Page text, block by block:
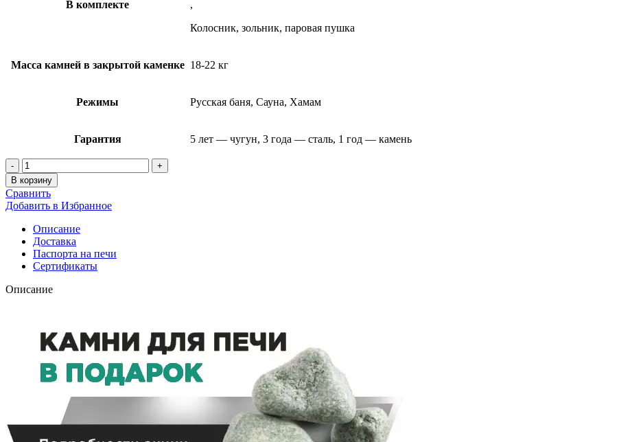
В комплекте
,
Колосник, зольник, паровая пушка
Масса камней в закрытой каменке 18-22 кг
Режимы Русская баня, Сауна, Хамам
Гарантия 5 лет — чугун, 3 года — сталь, 1 год — камень
Количество
товара
Банная
печь
«Атмосфера
L»
NEW
в
ламелях
Пироксенит
+
В корзину
Сравнить
Добавить в Избранное
Описание
Доставка
Паспорта на печи
Сертификаты
Описание